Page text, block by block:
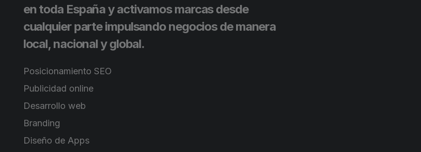
en toda España y activamos marcas desde
cualquier parte impulsando negocios de manera
local, nacional y global.
Posicionamiento SEO
Publicidad online
Desarrollo web
Branding
Diseño de Apps